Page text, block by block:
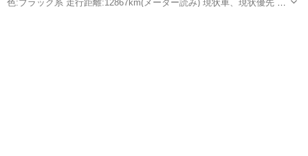
色:ブラック系 走行距離:12867km(メーター読み) 現状車、現状優先 エ